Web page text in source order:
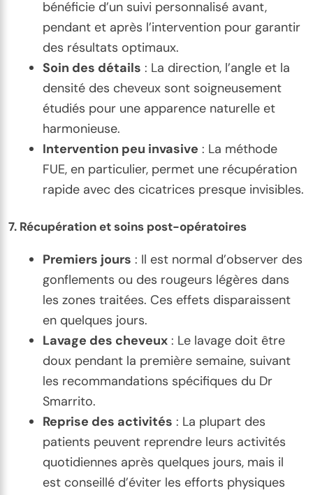
bénéficie d’un suivi personnalisé avant,
pendant et après l’intervention pour garantir
des résultats optimaux.
Soin des détails : La direction, l’angle et la
densité des cheveux sont soigneusement
étudiés pour une apparence naturelle et
harmonieuse.
Intervention peu invasive : La méthode
FUE, en particulier, permet une récupération
rapide avec des cicatrices presque invisibles.
7. Récupération et soins post-opératoires
Premiers jours : Il est normal d’observer des
gonflements ou des rougeurs légères dans
les zones traitées. Ces effets disparaissent
en quelques jours.
Lavage des cheveux : Le lavage doit être
doux pendant la première semaine, suivant
les recommandations spécifiques du Dr
Smarrito.
Reprise des activités : La plupart des
patients peuvent reprendre leurs activités
quotidiennes après quelques jours, mais il
est conseillé d’éviter les efforts physiques